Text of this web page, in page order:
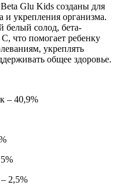
Glu Kids созданы для
и укрепления организма.
белый солод, бета-
что помогает ребенку
укреплять
общее здоровье.
– 40,9%
2,5%